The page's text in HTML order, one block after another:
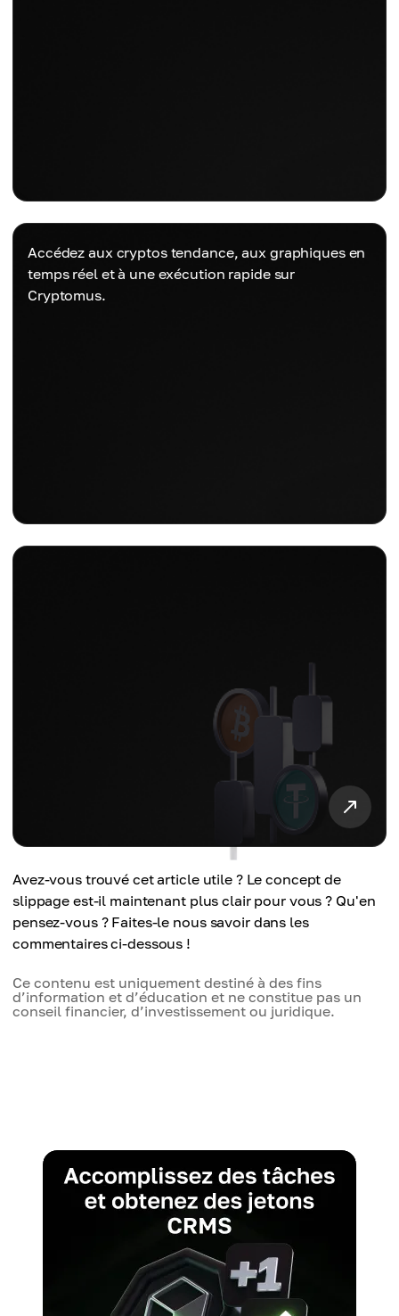
Accédez aux cryptos tendance, aux graphiques en
temps réel et à une exécution rapide sur
Cryptomus.
Avez-vous trouvé cet article utile ? Le concept de
slippage est-il maintenant plus clair pour vous ? Qu'en
pensez-vous ? Faites-le nous savoir dans les
commentaires ci-dessous !
Ce contenu est uniquement destiné à des fins
d’information et d’éducation et ne constitue pas un
conseil financier, d’investissement ou juridique.